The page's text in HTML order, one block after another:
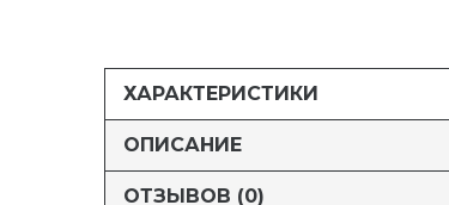
ХАРАКТЕРИСТИКИ
ОПИСАНИЕ
ОТЗЫВОВ (0)